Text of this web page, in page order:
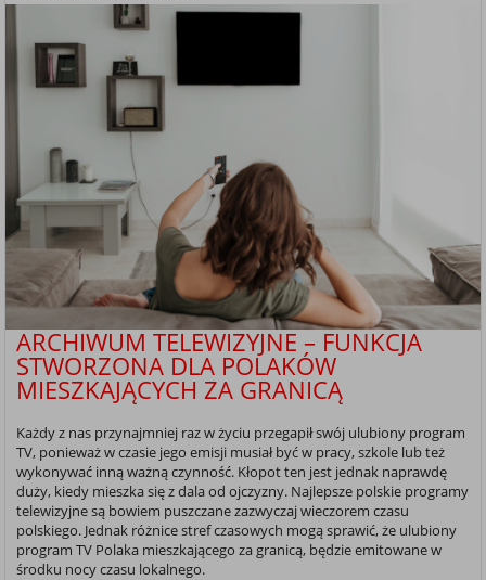
ARCHIWUM TELEWIZYJNE – FUNKCJA
STWORZONA DLA POLAKÓW
MIESZKAJĄCYCH ZA GRANICĄ
Każdy z nas przynajmniej raz w życiu przegapił swój ulubiony program
TV, ponieważ w czasie jego emisji musiał być w pracy, szkole lub też
wykonywać inną ważną czynność. Kłopot ten jest jednak naprawdę
duży, kiedy mieszka się z dala od ojczyzny. Najlepsze polskie programy
telewizyjne są bowiem puszczane zazwyczaj wieczorem czasu
polskiego. Jednak różnice stref czasowych mogą sprawić, że ulubiony
program TV Polaka mieszkającego za granicą, będzie emitowane w
środku nocy czasu lokalnego.